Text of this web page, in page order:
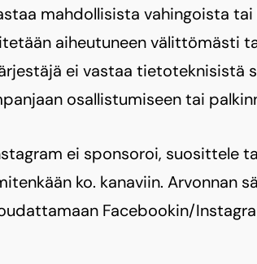
mahdollisista vahingoista
aiheutuneen välittömästi
ei vastaa tietoteknisistä
osallistumiseen tai
ei sponsoroi, suosittele
ko. kanaviin. Arvonnan
Facebookin/